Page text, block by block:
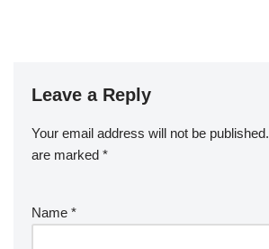
Leave a Reply
Your email address will not be published.
are marked *
Name *